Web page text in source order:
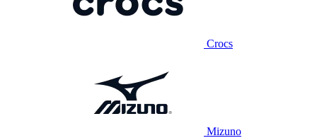
Crocs
Mizuno